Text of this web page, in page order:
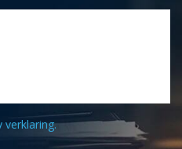
verklaring.